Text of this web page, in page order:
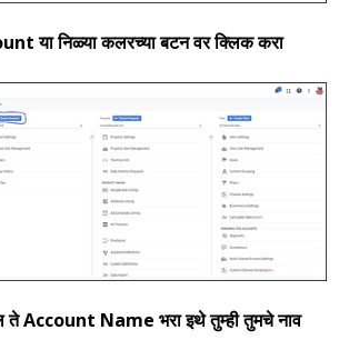
या निळ्या कलरच्या बटन वर क्लिक करा
ते Account Name भरा इथे तुम्ही तुमचे नाव